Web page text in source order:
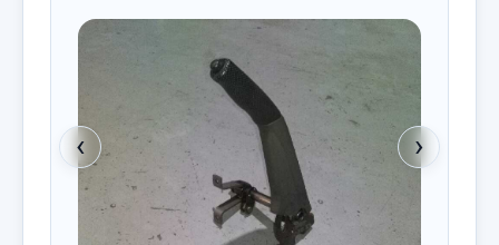
‹ ›